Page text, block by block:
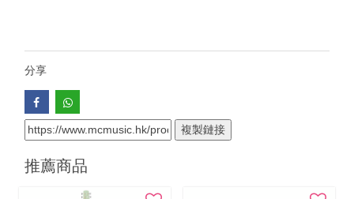
分享
複製鏈接
推薦商品